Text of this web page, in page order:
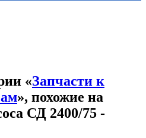
«Запчасти к
», похожие на
СД 2400/75 -